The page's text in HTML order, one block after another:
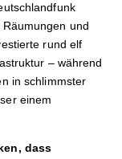
und
rund elf
– während
in schlimmster
einem
dass